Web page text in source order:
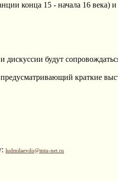
конца 15 - начала 16
дискуссии будут
краткие
ludmilaevdo@mtu-net.ru